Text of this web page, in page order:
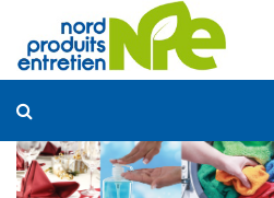
Panneau de gestion des cookies